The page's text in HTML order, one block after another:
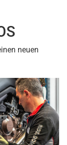
neuen